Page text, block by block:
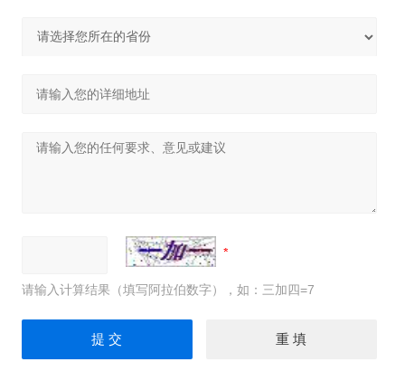
请输入计算结果（填写阿拉伯数字），如：三加四=7